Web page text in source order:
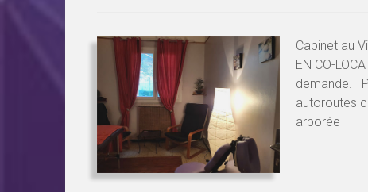
Cabinet au
EN CO-
demande.
autoroutes
arborée